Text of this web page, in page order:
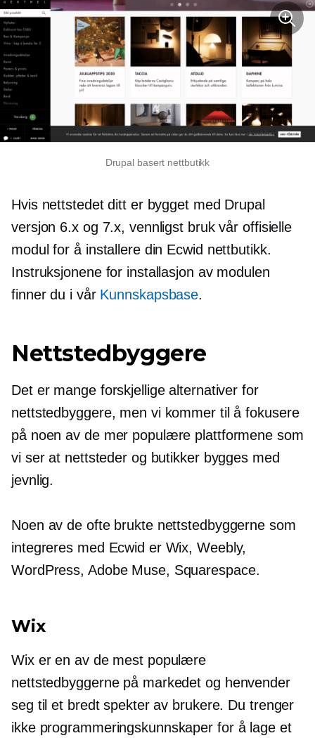
Drupal basert nettbutikk
Hvis nettstedet ditt er bygget med Drupal
versjon 6.x og 7.x, vennligst bruk vår offisielle
modul for å installere din Ecwid nettbutikk.
Instruksjonene for installasjon av modulen
finner du i vår Kunnskapsbase.
Nettstedbyggere
Det er mange forskjellige alternativer for
nettstedbyggere, men vi kommer til å fokusere
på noen av de mer populære plattformene som
vi ser at nettsteder og butikker bygges med
jevnlig.
Noen av de ofte brukte nettstedbyggerne som
integreres med Ecwid er Wix, Weebly,
WordPress, Adobe Muse, Squarespace.
Wix
Wix er en av de mest populære
nettstedbyggerne på markedet og henvender
seg til et bredt spekter av brukere. Du trenger
ikke programmeringskunnskaper for å lage et